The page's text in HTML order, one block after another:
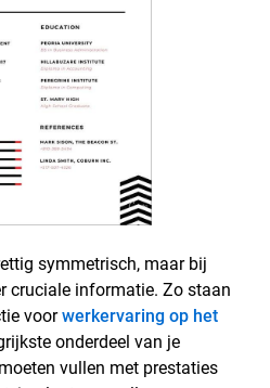
symmetrisch, maar bij
cruciale informatie. Zo staan
voorwerkervaring op het
onderdeel van je
vullen met prestaties